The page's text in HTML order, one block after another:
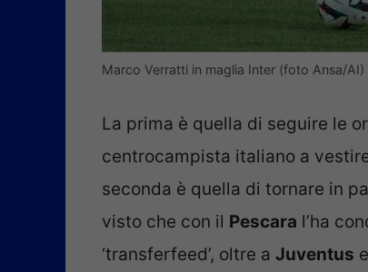
Marco Verratti in maglia Inter (foto Ansa/AI)
La prima è quella di seguire le
centrocampista italiano a
seconda è quella di tornare in
visto che con il Pescara l’ha
‘transferfeed’, oltre a Juventus e